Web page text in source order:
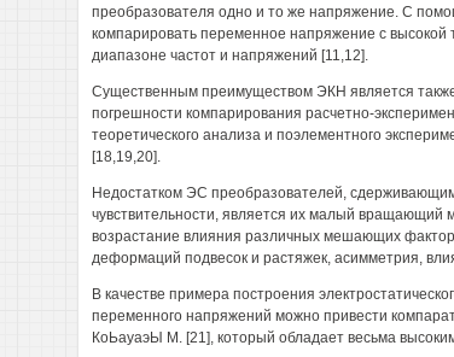
преобразователя одно и то же напряжение. С
компарировать переменное напряжение с высокой
диапазоне частот и напряжений [11,12].
Существенным преимуществом ЭКН является
погрешности компарирования расчетно-
теоретического анализа и поэлементного
[18,19,20].
Недостатком ЭС преобразователей,
чувствительности, является их малый вращающий
возрастание влияния различных мешающих
деформаций подвесок и растяжек, асимметрия,
В качестве примера построения
переменного напряжений можно привести
КоЬауаэЫ М. [21], который обладает весьма